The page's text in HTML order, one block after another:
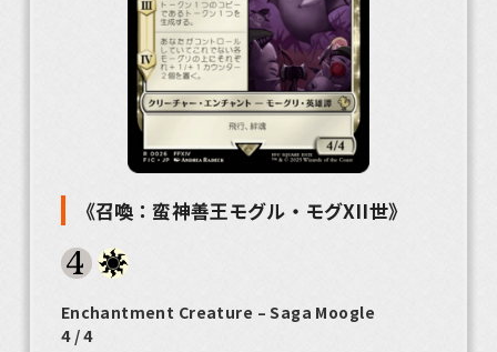
《召喚：蛮神善王モグル・モグXII世》
Enchantment Creature – Saga Moogle
4 / 4